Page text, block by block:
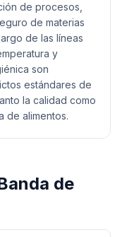
de procesos,
de materias
de las líneas
y
son
estándares de
la calidad como
de alimentos.
de